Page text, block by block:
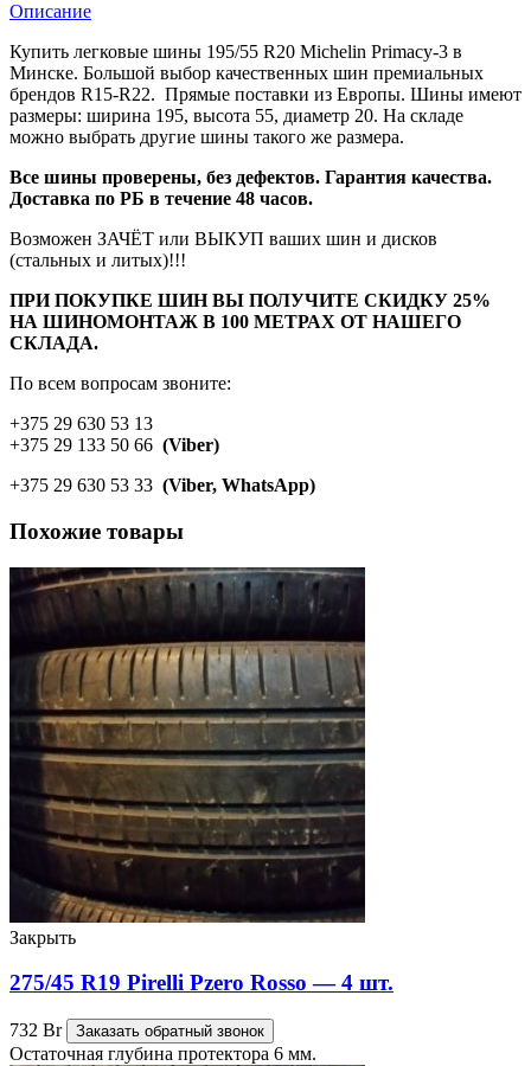
Описание
Купить легковые шины 195/55 R20 Michelin Primaсy-3 в
Минске. Большой выбор качественных шин премиальных
брендов R15-R22. Прямые поставки из Европы. Шины имеют
размеры: ширина 195, высота 55, диаметр 20. На складе
можно выбрать другие шины такого же размера.
Все шины проверены, без дефектов. Гарантия качества.
Доставка по РБ в течение 48 часов.
Возможен ЗАЧЁТ или ВЫКУП ваших шин и дисков
(стальных и литых)!!!
ПРИ ПОКУПКЕ ШИН ВЫ ПОЛУЧИТЕ СКИДКУ 25%
НА ШИНОМОНТАЖ В 100 МЕТРАХ ОТ НАШЕГО
СКЛАДА.
По всем вопросам звоните:
+375 29 630 53 13
+375 29 133 50 66 (Viber)
+375 29 630 53 33 (Viber, WhatsApp)
Похожие товары
Закрыть
275/45 R19 Pirelli Pzero Rosso — 4 шт.
732 Br Заказать обратный звонок
Остаточная глубина протектора 6 мм.